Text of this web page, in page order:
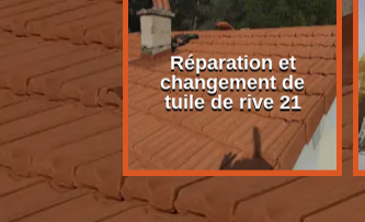
de
21
Réparation et
changement de
tuile de rive 21